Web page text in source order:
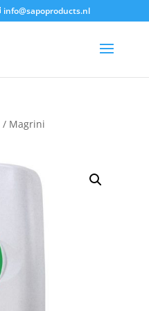
info@sapoproducts.nl
/ Magrini